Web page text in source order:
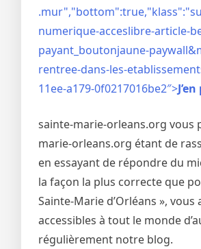
numerique-acceslibre-article-
payant_boutonjaune-
rentree-dans-les-
11ee-a179-0f0217016be2″>
sainte-marie-orleans.org vous
marie-orleans.org étant de
en essayant de répondre du
la façon la plus correcte que
Sainte-Marie d’Orléans »,
accessibles à tout le monde
régulièrement notre blog.